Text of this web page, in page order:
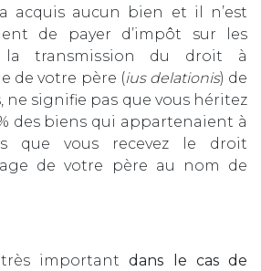
acquis aucun bien et il n’est
de payer d’impôt sur les
la transmission du droit à
de votre père (ius delationis) de
ne signifie pas que vous héritez
des biens qui appartenaient à
que vous recevez le droit
de votre père au nom de
très importantdans le cas de